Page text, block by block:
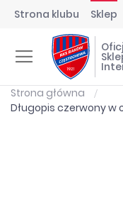
Strona klubu Sklep
Strona główna
Długopis czerwony